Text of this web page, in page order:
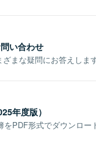
い合わせ
まな疑問にお答えします
年度版）
をPDF形式でダウンロー